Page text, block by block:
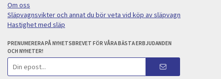
Om oss
Släpvagnsvikter och annat du bör veta vid köp av släpvagn
Hastighet med släp
PRENUMERERA PÅ NYHETSBREVET FÖR VÅRA BÄSTA ERBJUDANDEN
OCH NYHETER!
postadress